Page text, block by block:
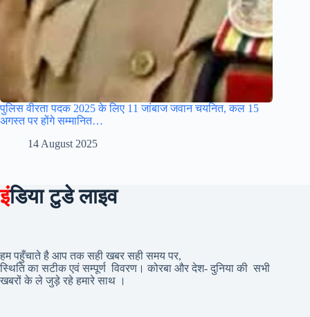
पुलिस वीरता पदक 2025 के लिए 11 जांबाज जवान चयनित, कल 15
अगस्त पर होंगे सम्मानित…
14 August 2025
इंडिया टुडे लाइव
हम पहुँचाते है आप तक सही खबर सही समय पर,
स्थिति का सटीक एवं सम्पूर्ण विवरण। कोरबा और देश- दुनिया की सभी
खबरों के ले जुड़े रहे हमारे साथ ।